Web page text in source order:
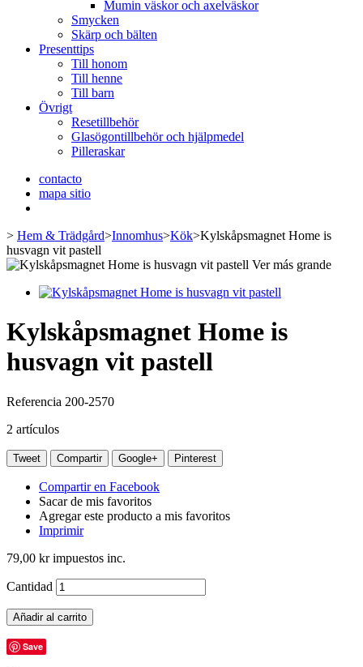
Mumin väskor och axelväskor
Smycken
Skärp och bälten
Presenttips
Till honom
Till henne
Till barn
Övrigt
Resetillbehör
Glasögontillbehör och hjälpmedel
Pilleraskar
contacto
mapa sitio
> Hem & Trädgård>Innomhus>Kök>Kylskåpsmagnet Home is
husvagn vit pastell
Ver más grande
Kylskåpsmagnet Home is
husvagn vit pastell
Referencia 200-2570
2 artículos
Tweet Compartir Google+ Pinterest
Compartir en Facebook
Sacar de mis favoritos
Agregar este producto a mis favoritos
Imprimir
79,00 krimpuestos inc.
Cantidad
Añadir al carrito
Save